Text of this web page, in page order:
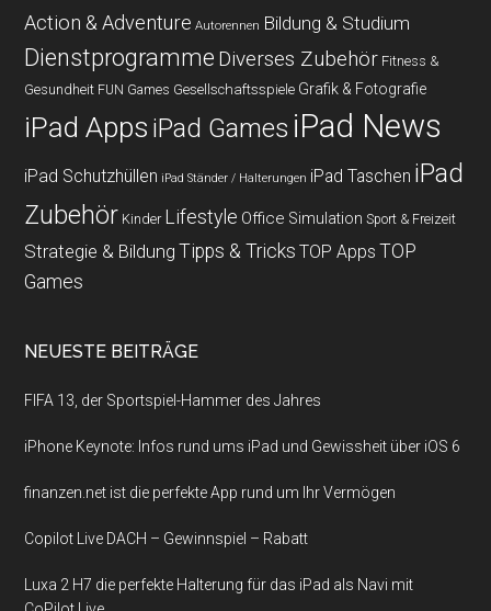
Action & Adventure Autorennen Bildung & Studium
Dienstprogramme Diverses Zubehör Fitness &
Gesundheit FUN Games Gesellschaftsspiele Grafik & Fotografie
iPad Apps iPad Games iPad News
iPad Schutzhüllen iPad Ständer / Halterungen iPad Taschen iPad
Zubehör Kinder Lifestyle Office Simulation Sport & Freizeit
Strategie & Bildung Tipps & Tricks TOP Apps TOP
Games
NEUESTE BEITRÄGE
FIFA 13, der Sportspiel-Hammer des Jahres
iPhone Keynote: Infos rund ums iPad und Gewissheit über iOS 6
finanzen.net ist die perfekte App rund um Ihr Vermögen
Copilot Live DACH – Gewinnspiel – Rabatt
Luxa 2 H7 die perfekte Halterung für das iPad als Navi mit